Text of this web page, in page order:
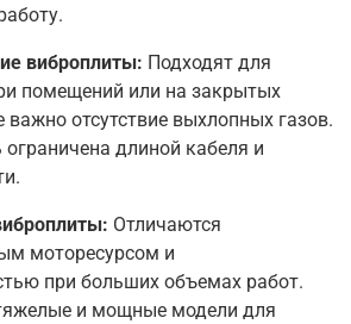
.
виброплиты: Подходят для
помещений или на закрытых
важно отсутствие выхлопных газов.
длиной кабеля и
.
Отличаются
моторесурсом и
при больших объемах работ.
и мощные модели для